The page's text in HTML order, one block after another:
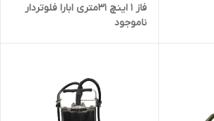
فاز 1 اینچ 31متری ابارا فلوتردار
مدل SDA 25_7/1.1M
ناموجود